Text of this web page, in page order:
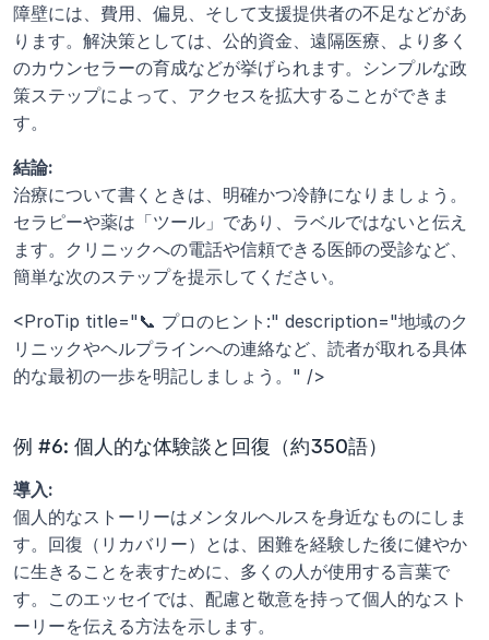
障壁には、費用、偏見、そして支援提供者の不足などがあ
ります。解決策としては、公的資金、遠隔医療、より多く
のカウンセラーの育成などが挙げられます。シンプルな政
策ステップによって、アクセスを拡大することができま
す。
結論:
治療について書くときは、明確かつ冷静になりましょう。
セラピーや薬は「ツール」であり、ラベルではないと伝え
ます。クリニックへの電話や信頼できる医師の受診など、
簡単な次のステップを提示してください。
<ProTip title="📞 プロのヒント:" description="地域のク
リニックやヘルプラインへの連絡など、読者が取れる具体
的な最初の一歩を明記しましょう。" />
例 #6: 個人的な体験談と回復（約350語）
導入:
個人的なストーリーはメンタルヘルスを身近なものにしま
す。回復（リカバリー）とは、困難を経験した後に健やか
に生きることを表すために、多くの人が使用する言葉で
す。このエッセイでは、配慮と敬意を持って個人的なスト
ーリーを伝える方法を示します。